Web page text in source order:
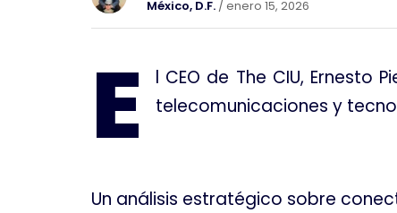
México, D.F. / enero 15, 2026
E
l CEO de The CIU,
telecomunicaciones y
Un análisis estratégico sobre